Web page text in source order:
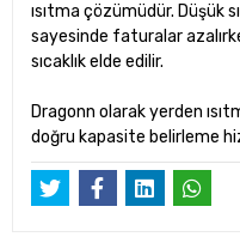
ısıtma çözümüdür. Düşük
sayesinde faturalar
sıcaklık elde edilir.
Dragonn olarak yerden
doğru kapasite belirleme